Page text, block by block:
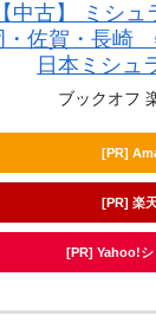
【中古】 ミシ
・佐賀・長崎
日本ミシュ
ブックオフ
[PR]
[PR] 楽
[PR] Yahoo!シ